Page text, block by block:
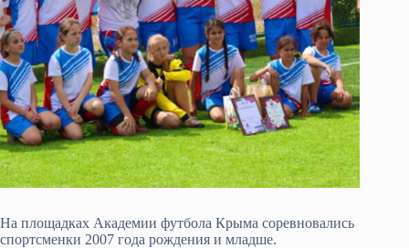
На площадках Академии футбола Крыма соревновались
спортсменки 2007 года рождения и младше.